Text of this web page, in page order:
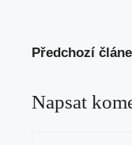
Předchozí
Napsat